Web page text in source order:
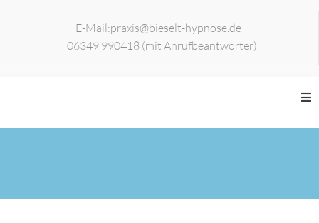
E-Mail:praxis@bieselt-hypnose.de
06349 990418 (mit Anrufbeantworter)
Home